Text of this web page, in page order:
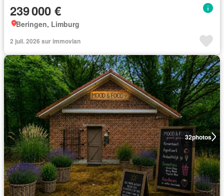
239 000 €
Beringen, Limburg
2 juil. 2026 sur immovlan
32photos